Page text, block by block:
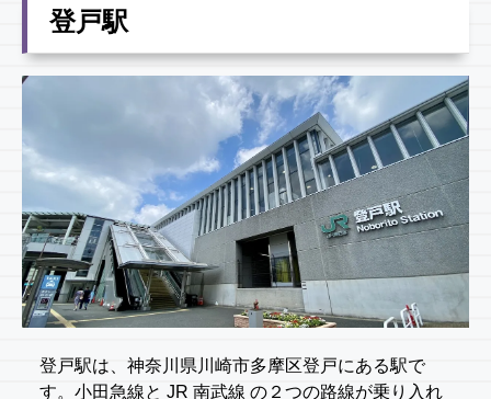
登戸駅
登戸駅は、神奈川県川崎市多摩区登戸にある駅で
す。小田急線と JR 南武線 の２つの路線が乗り入れ